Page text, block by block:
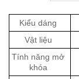
Kiểu dáng
Vật liệu
Tính năng mở
khóa